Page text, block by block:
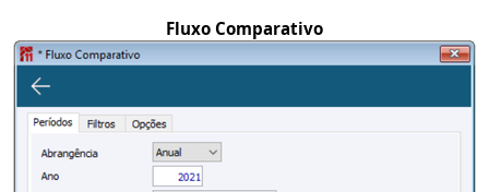
Fluxo Comparativo